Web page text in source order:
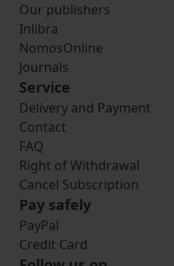
Our publishers
Inlibra
NomosOnline
Journals
Service
Delivery and Payment
Contact
FAQ
Right of Withdrawal
Cancel Subscription
Pay safely
PayPal
Credit Card